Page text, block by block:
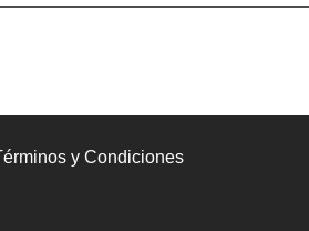
y Condiciones